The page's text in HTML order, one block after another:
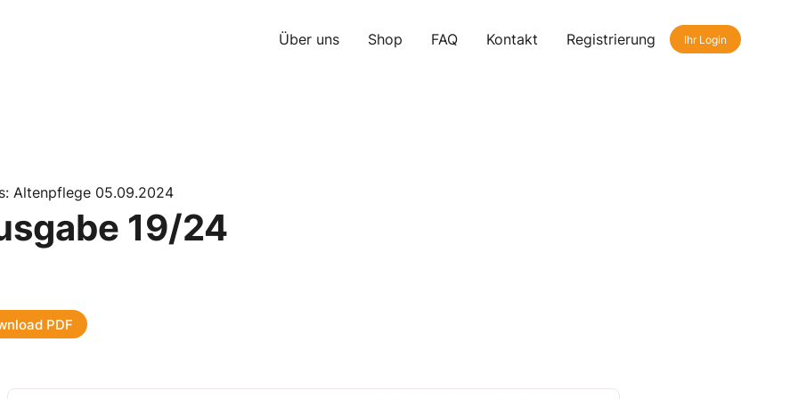
Über uns Shop FAQ Kontakt Registrierung Ihr Login
Altenpflege 05.09.2024
19/24
PDF